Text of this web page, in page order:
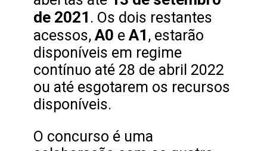
de 2021 . Os dois restantes
acessos,A0 eA1 , estarão
disponíveis em regime
contínuo até 28 de abril 2022
ou até esgotarem os recursos
disponíveis.
O concurso é uma